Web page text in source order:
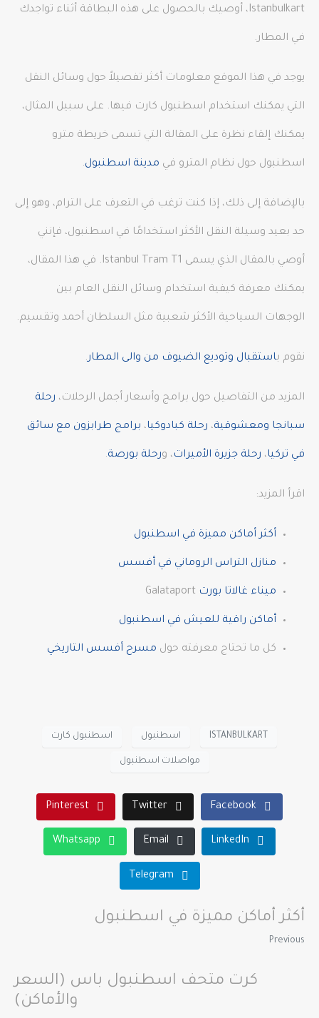
Istanbulkart، أوصيك بالحصول على هذه البطاقة أثناء تواجدك
في المطار.
يوجد في هذا الموقع معلومات أكثر تفصيلاً حول وسائل النقل
التي يمكنك استخدام اسطنبول كارت فيها. على سبيل المثال،
يمكنك إلقاء نظرة على المقالة التي تسمى خريطة مترو
اسطنبول حول نظام المترو في مدينة اسطنبول.
بالإضافة إلى ذلك، إذا كنت ترغب في التعرف على الترام، وهو إلى
حد بعيد وسيلة النقل الأكثر استخدامًا في اسطنبول، فإنني
أوصي بالمقال الذي يسمى Istanbul Tram T1. في هذا المقال،
يمكنك معرفة كيفية استخدام وسائل النقل العام بين
الوجهات السياحية الأكثر شعبية مثل السلطان أحمد وتقسيم.
نقوم باستقبال وتوديع الضيوف من والى المطار.
المزيد من التفاصيل حول برامج وأسعار أجمل الرحلات، رحلة
سبانجا ومعشوقية، رحلة كبادوكيا، برامج طرابزون مع سائق
في تركيا، رحلة جزيرة الأميرات، ورحلة بورصة.
اقرأ المزيد:
أكثر أماكن مميزة في اسطنبول
منازل التراس الروماني في أفسس
ميناء غالاتا بورت
أماكن راقية للعيش في اسطنبول
كل ما تحتاج معرفته حول مسرح أفسس التاريخي
ISTANBULKART اسطنبول اسطنبول كارت
مواصلات اسطنبول
Facebook
Twitter
Pinterest
LinkedIn
Email
Whatsapp
Telegram
أكثر أماكن مميزة في اسطنبول
Previous
كرت متحف اسطنبول باس (السعر
والأماكن)